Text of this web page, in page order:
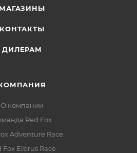
МАГАЗИНЫ
КОНТАКТЫ
ДИЛЕРАМ
О компании
Red Fox
Adventure Race
Fox Elbrus Race